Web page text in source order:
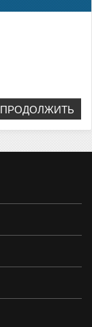
ПРОДОЛЖИТЬ